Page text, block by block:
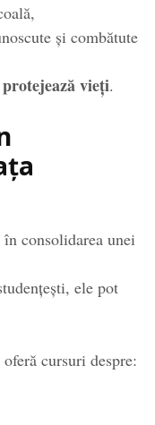
și combătute
protejează vieți.
consolidarea unei
ele pot
cursuri despre: